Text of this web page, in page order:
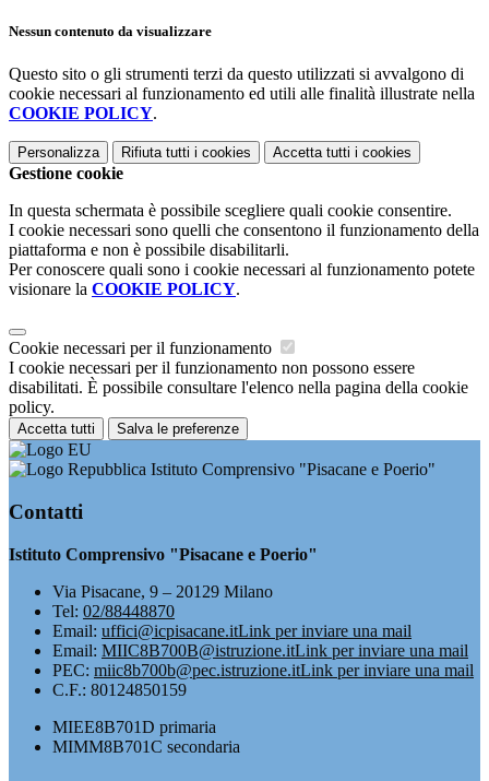
Nessun contenuto da visualizzare
Questo sito o gli strumenti terzi da questo utilizzati si avvalgono di
cookie necessari al funzionamento ed utili alle finalità illustrate nella
COOKIE POLICY.
Personalizza Rifiuta tutti i cookies Accetta tutti i cookies
Gestione cookie
In questa schermata è possibile scegliere quali cookie consentire.
I cookie necessari sono quelli che consentono il funzionamento della
piattaforma e non è possibile disabilitarli.
Per conoscere quali sono i cookie necessari al funzionamento potete
visionare la COOKIE POLICY.
Cookie necessari per il funzionamento
I cookie necessari per il funzionamento non possono essere
disabilitati. È possibile consultare l'elenco nella pagina della cookie
policy.
Accetta tutti Salva le preferenze
Istituto Comprensivo "Pisacane e Poerio"
Contatti
Istituto Comprensivo "Pisacane e Poerio"
Via Pisacane, 9 – 20129 Milano
Tel: 02/88448870
Email: uffici@icpisacane.itLink per inviare una mail
Email: MIIC8B700B@istruzione.itLink per inviare una mail
PEC: miic8b700b@pec.istruzione.itLink per inviare una mail
C.F.: 80124850159
MIEE8B701D primaria
MIMM8B701C secondaria